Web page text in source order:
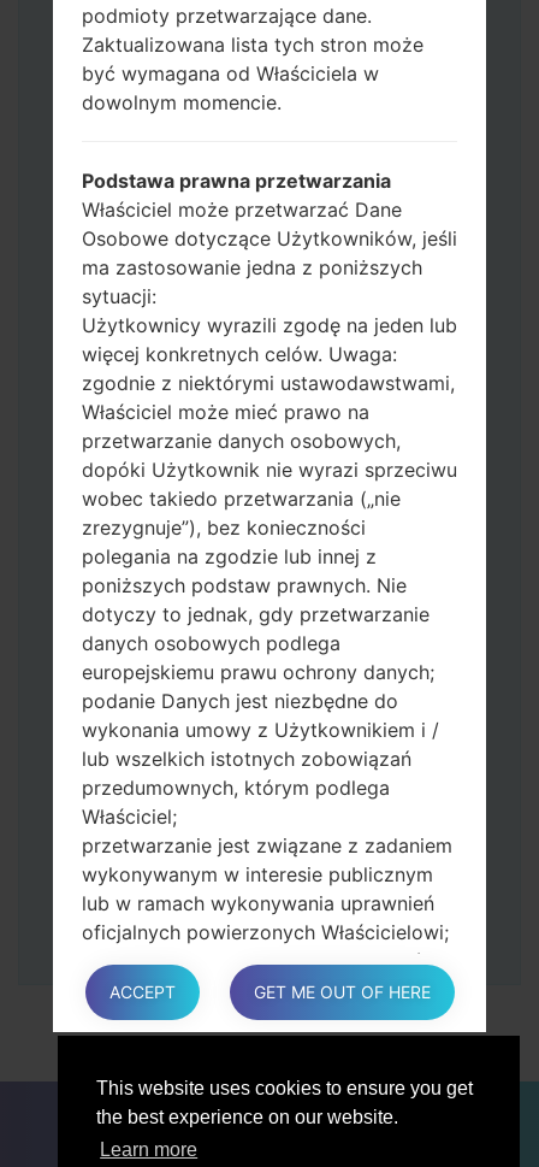
This website uses cookies to ensure you get
the best experience on our website.
Learn more
HOME_CSC_***: "Country & Region &
Operator"
Dodaj wszystkie pliki w Odin 3.
Jeśli chcesz wyczyścić pamięć flash użyj
Teraz wyłącz swój telefon i przejdź do
trybu pobierania. Jak wykonać wszystkie
metody:
Naciśnij i przytrzymaj klawisz zasilania,
przycisk zwiększania głośności i klawisz
Bixby.
Naciśnij i przytrzymaj klawisze
zwiększania i zmniejszania głośności,
następnie podłącz kabel USB.
Naciśnij i przytrzymaj klawisz zasilania,
przycisk zmniejszania głośności i klawisz
strony domowej.
Podłącz kabel USB, a następnie naciśnij i
przytrzymaj przycisk Bixby i klawisz
zmniejszania głośności.
Naciśnij i przytrzymaj klawisz zasilania i
przycisk zwiększania głośności.
Następnie podłącz urządzenie do
komputera, Odin powinien wykryć
telefon, a na ekranie pojawi się numer
portu COM.
Podaj tylko czas przywracania ustawień
fabrycznych i automatycznego
ponownego uruchamiania.
Na koniec naciśnij klawisz Start. Twój
telefon uruchomi się ponownie i odłączy
się od komputera.
PORÓWNAJ
podmioty przetwarzające dane.
Zaktualizowana lista tych stron może
być wymagana od Właściciela w
dowolnym momencie.
Podstawa prawna przetwarzania
Właściciel może przetwarzać Dane
Osobowe dotyczące Użytkowników, jeśli
ma zastosowanie jedna z poniższych
sytuacji:
Użytkownicy wyrazili zgodę na jeden lub
więcej konkretnych celów. Uwaga:
zgodnie z niektórymi ustawodawstwami,
Właściciel może mieć prawo na
przetwarzanie danych osobowych,
dopóki Użytkownik nie wyrazi sprzeciwu
wobec takiedo przetwarzania („nie
zrezygnuje”), bez konieczności
polegania na zgodzie lub innej z
poniższych podstaw prawnych. Nie
dotyczy to jednak, gdy przetwarzanie
danych osobowych podlega
europejskiemu prawu ochrony danych;
podanie Danych jest niezbędne do
wykonania umowy z Użytkownikiem i /
lub wszelkich istotnych zobowiązań
przedumownych, którym podlega
Właściciel;
przetwarzanie jest związane z zadaniem
wykonywanym w interesie publicznym
lub w ramach wykonywania uprawnień
oficjalnych powierzonych Właścicielowi;
przetwarzanie jest konieczne do celów
zgodnych z prawem interesów
prowadzonej przez właściciela lub
W każdym przypadku Właściciel z
przyjemnością pomoże wyjaśnić
konkretną podstawę prawną, która ma
ACCEPT GET ME OUT OF HERE